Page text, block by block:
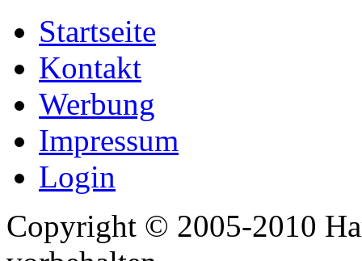
Startseite
Kontakt
Werbung
Impressum
Login
Copyright © 2005-2010